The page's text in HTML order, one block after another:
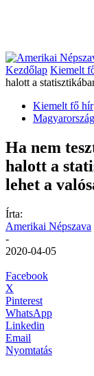
Kezdőlap Kiemelt
halott a
Kiemelt fő hír
Magyarország
Ha nem
halott a
lehet a
Írta:
Amerikai Népszava
-
2020-04-05
Facebook
X
Pinterest
WhatsApp
Linkedin
Email
Nyomtatás